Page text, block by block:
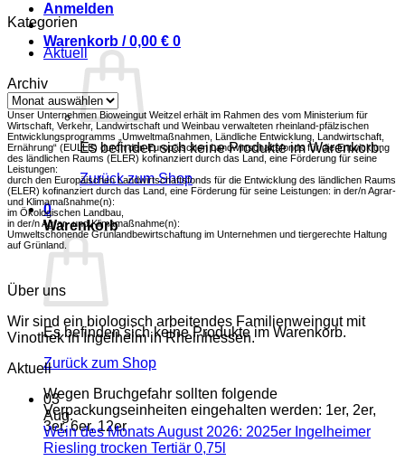
Anmelden
Warenkorb /0,00 € 0
Es befinden sich keine Produkte im Warenkorb.
Zurück zum Shop
0
Warenkorb
Es befinden sich keine Produkte im Warenkorb.
Zurück zum Shop
Wegen Bruchgefahr sollten folgende
Verpackungseinheiten eingehalten werden: 1er, 2er,
3er, 6er, 12er
2025er
Ingelheimer
Riesling
trocken
Tertiär
0,75l
Kategorien
Aktuell
Archiv
Archiv
Unser Unternehmen Bioweingut Weitzel erhält im Rahmen des vom Ministerium für
Wirtschaft, Verkehr, Landwirtschaft und Weinbau verwalteten rheinland-pfälzischen
Entwicklungsprogramms „Umweltmaßnahmen, Ländliche Entwicklung, Landwirtschaft,
Ernährung“ (EULLE) durch den Europäischen Landwirtschaftsfonds für die Entwicklung
des ländlichen Raums (ELER) kofinanziert durch das Land, eine Förderung für seine
Leistungen:
durch den Europäischen Landwirtschaftsfonds für die Entwicklung des ländlichen Raums
(ELER) kofinanziert durch das Land, eine Förderung für seine Leistungen: in der/n Agrar-
und Klimamaßnahme(n):
im Ökologischen Landbau,
in der/n Agrar- und Klimamaßnahme(n):
Umweltschonende Grünlandbewirtschaftung im Unternehmen und tiergerechte Haltung
auf Grünland.
Über uns
Wir sind ein biologisch arbeitendes Familienweingut mit
Vinothek in Ingelheim in Rheinhessen.
Aktuell
03
Aug.
Wein des Monats August 2026: 2025er Ingelheimer
Riesling trocken Tertiär 0,75l